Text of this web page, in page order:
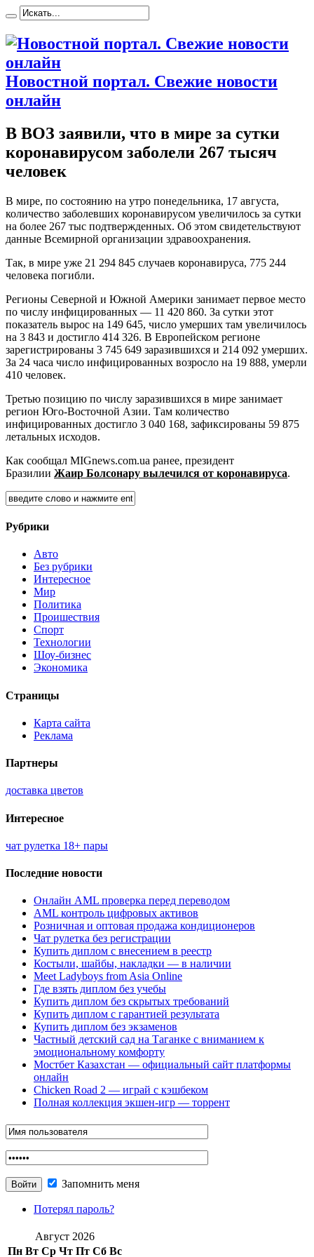
Новостной портал. Свежие новости
онлайн
В ВОЗ заявили, что в мире за сутки
коронавирусом заболели 267 тысяч
человек
В мирe, по состоянию на утро понедельника, 17 августа,
количество заболевших коронавирусом увеличилось за сутки
на более 267 тыс подтвержденных. Об этом свидетельствуют
данные Всемирной организации здравоохранения.
Так, в мире уже 21 294 845 случаев коронавируса, 775 244
человека погибли.
Регионы Северной и Южной Америки занимает первое место
по числу инфицированных — 11 420 860. За сутки этот
показатель вырос на 149 645, число умерших там увеличилось
на 3 843 и достигло 414 326. В Европейском регионе
зарегистрированы 3 745 649 заразившихся и 214 092 умерших.
За 24 часа число инфицированных возросло на 19 888, умерли
410 человек.
Третью позицию по числу заразившихся в мире занимает
регион Юго-Восточной Азии. Там количество
инфицированных достигло 3 040 168, зафиксированы 59 875
летальных исходов.
Как сообщал MIGnews.com.uа ранее, президент
Бразилии Жаир Болсонару вылечился от коронавируса.
Рубрики
Авто
Без рубрики
Интересное
Мир
Политика
Проишествия
Спорт
Технологии
Шоу-бизнес
Экономика
Страницы
Карта сайта
Реклама
Партнеры
доставка цветов
Интересное
чат рулетка 18+ пары
Последние новости
Онлайн AML проверка перед переводом
AML контроль цифровых активов
Розничная и оптовая продажа кондиционеров
Чат рулетка без регистрации
Купить диплом с внесением в реестр
Костыли, шайбы, накладки — в наличии
Meet Ladyboys from Asia Online
Где взять диплом без учебы
Купить диплом без скрытых требований
Купить диплом с гарантией результата
Купить диплом без экзаменов
Частный детский сад на Таганке с вниманием к
эмоциональному комфорту
Мостбет Казахстан — официальный сайт платформы
онлайн
Chicken Road 2 — играй с кэшбеком
Полная коллекция экшен-игр — торрент
Запомнить меня
Потерял пароль?
Август 2026
Пн Вт Ср Чт Пт Сб Вс